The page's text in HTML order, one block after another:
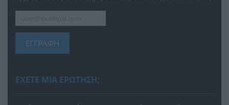
ΕΓΓΡΑΦΗ
ΕΧΕΤΕ ΜΙΑ ΕΡΩΤΗΣΗ;